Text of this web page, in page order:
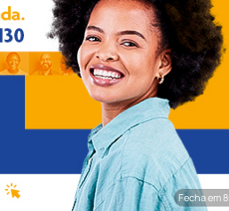
no Tribunal de
a artistas nos
2025. O promotor
Fecha em